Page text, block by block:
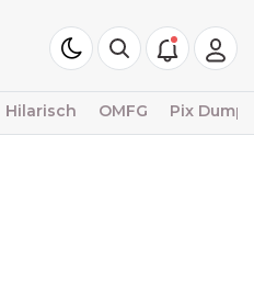
Hilarisch OMFG Pix Dump